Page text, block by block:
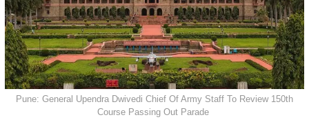
Pune: General Upendra Dwivedi Chief Of Army Staff To Review 150th
Course Passing Out Parade